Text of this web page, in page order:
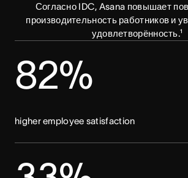
Согласно IDC, Asana повышает
производительность работников и
удовлетворённость.¹
82%
higher employee satisfaction